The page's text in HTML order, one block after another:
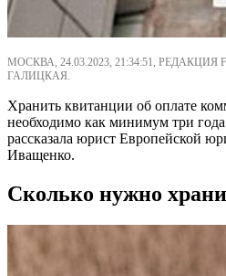
МОСКВА, 24.03.2023, 21:34:51, РЕДАКЦИЯ
ГАЛИЦКАЯ.
Хранить квитанции об оплате
необходимо как минимум три
рассказала юрист Европейской
Иващенко.
Сколько нужно